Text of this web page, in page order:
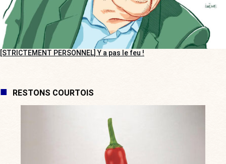
[STRICTEMENT PERSONNEL] Y a pas le feu !
RESTONS COURTOIS